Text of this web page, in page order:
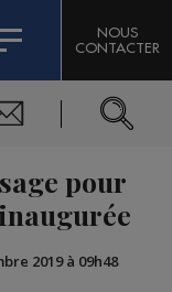
NOUS
CONTACTER
pour
2019 à 09h48